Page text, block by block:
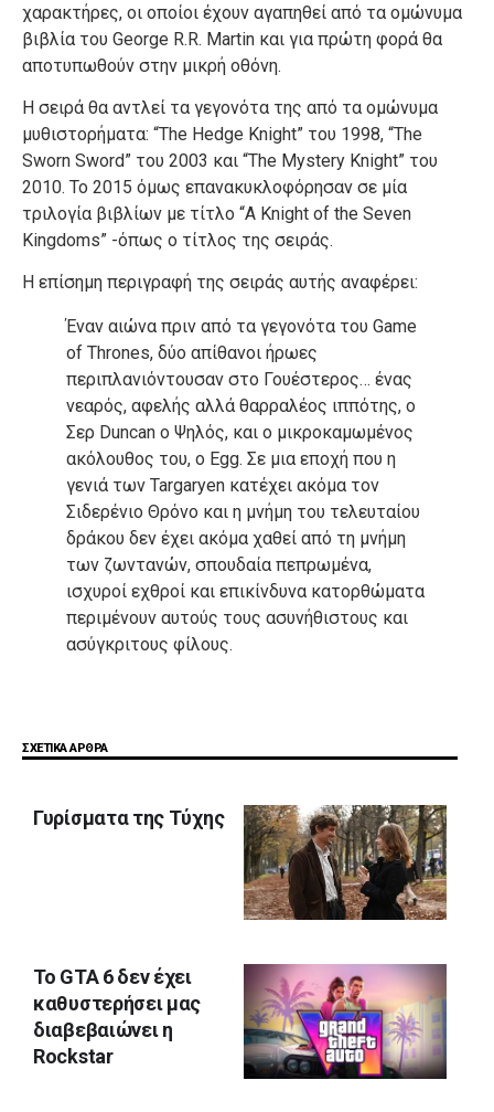
χαρακτήρες, οι οποίοι έχουν αγαπηθεί από τα ομώνυμα
βιβλία του George R.R. Martin και για πρώτη φορά θα
αποτυπωθούν στην μικρή οθόνη.
H σειρά θα αντλεί τα γεγονότα της από τα ομώνυμα
μυθιστορήματα: “The Hedge Knight” του 1998, “The
Sworn Sword” του 2003 και “The Mystery Knight” του
2010. Το 2015 όμως επανακυκλοφόρησαν σε μία
τριλογία βιβλίων με τίτλο “A Knight of the Seven
Kingdoms” -όπως ο τίτλος της σειράς.
Η επίσημη περιγραφή της σειράς αυτής αναφέρει:
Έναν αιώνα πριν από τα γεγονότα του Game
of Thrones, δύο απίθανοι ήρωες
περιπλανιόντουσαν στο Γουέστερος… ένας
νεαρός, αφελής αλλά θαρραλέος ιππότης, ο
Σερ Duncan ο Ψηλός, και ο μικροκαμωμένος
ακόλουθος του, ο Egg. Σε μια εποχή που η
γενιά των Targaryen κατέχει ακόμα τον
Σιδερένιο Θρόνο και η μνήμη του τελευταίου
δράκου δεν έχει ακόμα χαθεί από τη μνήμη
των ζωντανών, σπουδαία πεπρωμένα,
ισχυροί εχθροί και επικίνδυνα κατορθώματα
περιμένουν αυτούς τους ασυνήθιστους και
ασύγκριτους φίλους.
ΣΧΕΤΙΚΑ ΑΡΘΡΑ
Γυρίσματα της Τύχης
Το GTA 6 δεν έχει
καθυστερήσει μας
διαβεβαιώνει η
Rockstar